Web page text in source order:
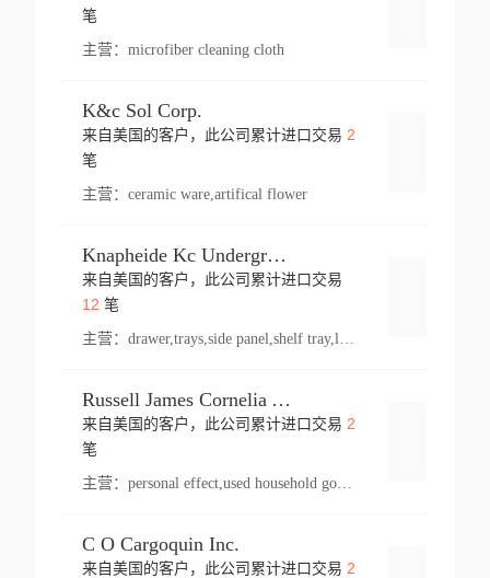
笔
主营： microfiber cleaning cloth
K&c Sol Corp.
来自美国的客户，此公司累计进口交易 2
笔
主营： ceramic ware,artifical flower
Knapheide Kc Underground
来自美国的客户，此公司累计进口交易
12 笔
主营：
Russell James Cornelia Arlington Va
来自美国的客户，此公司累计进口交易 2
笔
主营： personal effect,used household goods
C O Cargoquin Inc.
来自美国的客户，此公司累计进口交易 2